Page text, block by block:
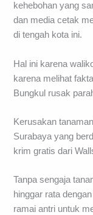
kehebohan yang
dan media cetak
di tengah kota ini.
Hal ini karena
karena melihat
Bungkul rusak
Kerusakan
Surabaya yang
krim gratis dari
Tanpa sengaja
hinggar rata
ramai antri untuk